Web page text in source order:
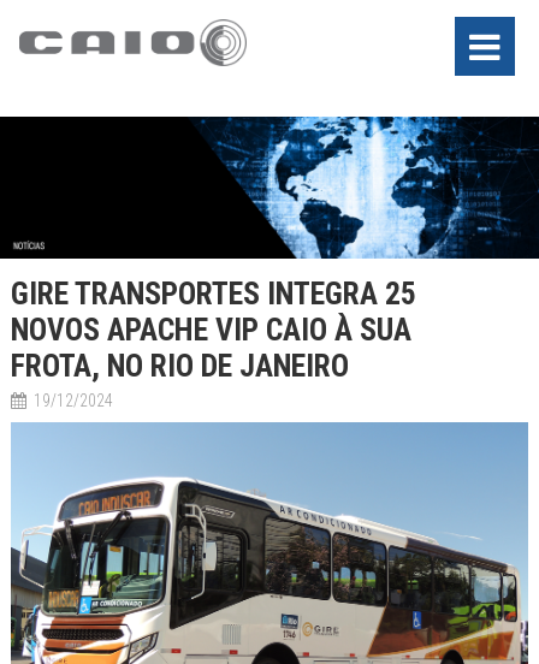
GIRE TRANSPORTES INTEGRA 25
NOVOS APACHE VIP CAIO À SUA
FROTA, NO RIO DE JANEIRO
19/12/2024